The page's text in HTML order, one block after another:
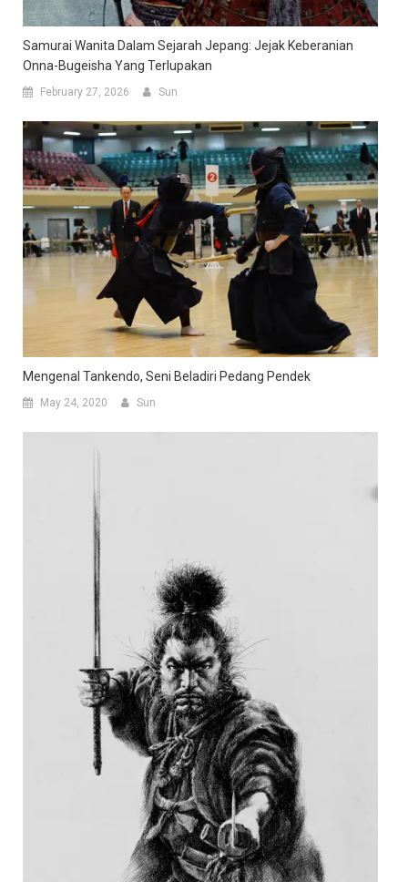
Samurai Wanita Dalam Sejarah Jepang: Jejak Keberanian
Onna-Bugeisha Yang Terlupakan
February 27, 2026 Sun
Mengenal Tankendo, Seni Beladiri Pedang Pendek
May 24, 2020 Sun